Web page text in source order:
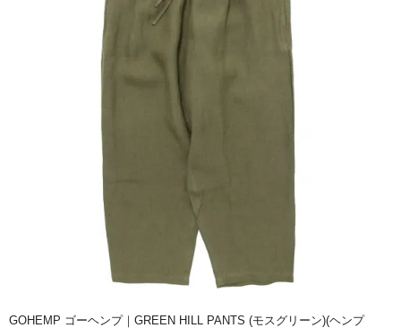
GOHEMP ゴーヘンプ｜GREEN HILL PANTS (モスグリーン)(ヘンプ